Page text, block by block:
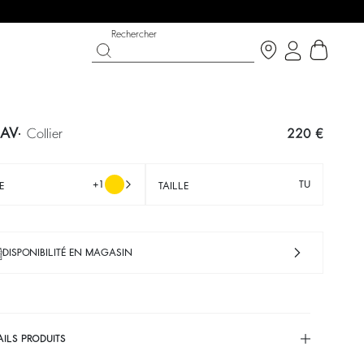
Rechercher
collier 220 €
+1 TAILLE TU
DISPONIBILITÉ EN MAGASIN
PRODUITS